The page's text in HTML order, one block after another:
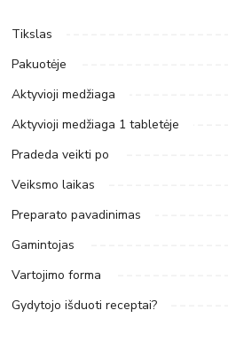
Tikslas
Pakuotėje
Aktyvioji medžiaga
Aktyvioji medžiaga 1 tabletėje
Pradeda veikti po
Veiksmo laikas
Preparato pavadinimas
Gamintojas
Vartojimo forma
Gydytojo išduoti receptai?